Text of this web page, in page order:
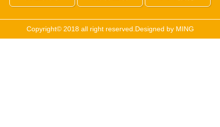
Copyright© 2018 all right reserved.Designed by MING